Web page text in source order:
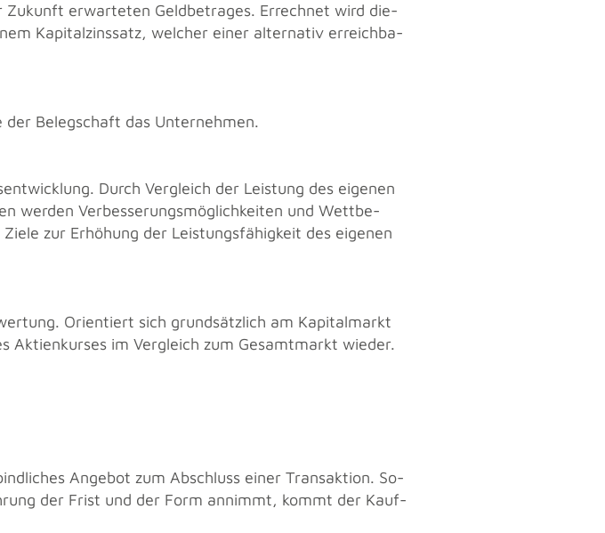
Zu­kunft er­war­te­ten Geld­be­tra­ges. Er­rech­net wird die­
Ka­pi­tal­zins­satz, wel­cher einer al­ter­na­tiv er­reich­ba­
Be­leg­schaft das Un­ter­neh­men.
Durch Ver­gleich der Leis­tung des ei­ge­nen
wer­den Ver­bes­se­rungs­mög­lich­kei­ten und Wett­be­
zur Er­hö­hung der Leis­tungs­fä­hig­keit des ei­ge­nen
Ori­en­tiert sich grund­sätz­lich am Ka­pi­tal­markt
Ak­ti­en­kur­ses im Ver­gleich zum Ge­samt­markt wie­der.
An­ge­bot zum Ab­schluss einer Trans­ak­ti­on. So­
der Frist und der Form an­nimmt, kommt der Kauf­